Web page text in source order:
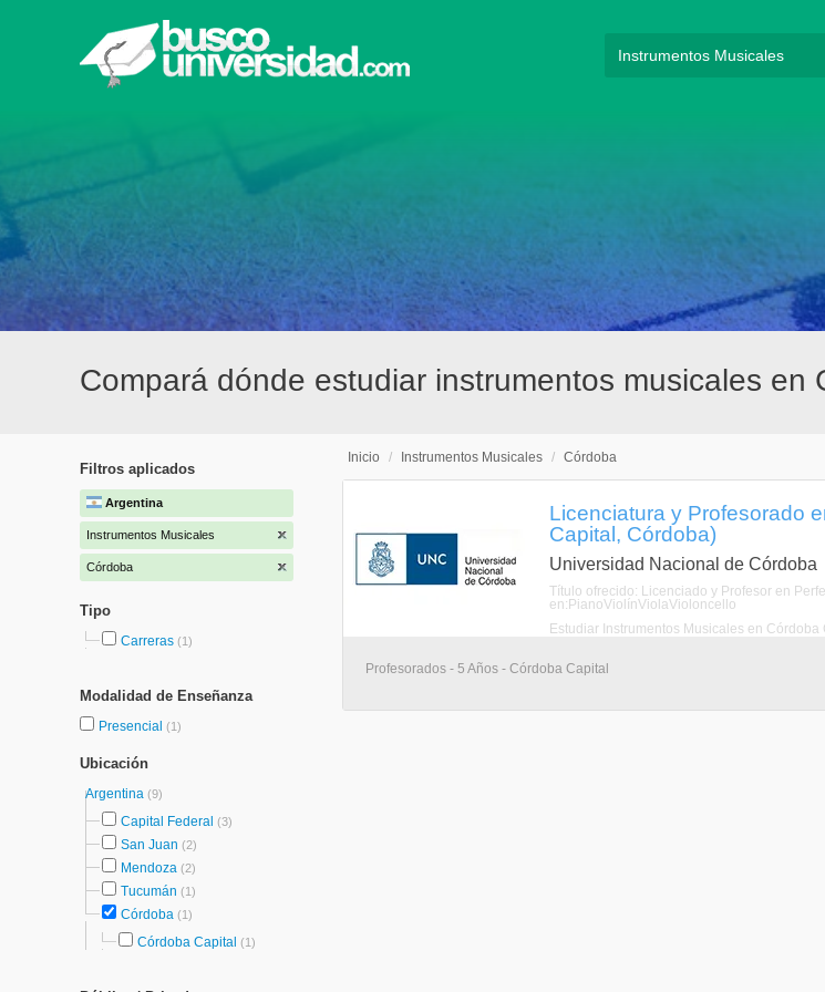
Compará dónde estudiar instrumentos musicales en
Filtros aplicados
Argentina
Instrumentos Musicales
Córdoba
Tipo
Carreras (1)
Modalidad de Enseñanza
Presencial (1)
Ubicación
Argentina (9)
Capital Federal (3)
San Juan (2)
Mendoza (2)
Tucumán (1)
Córdoba (1)
Córdoba Capital (1)
Inicio / Instrumentos Musicales / Córdoba
Licenciatura y Profesorado
Capital, Córdoba)
Universidad Nacional de Córdoba
Título ofrecido: Licenciado y Profesor en
en:PianoViolínViolaVioloncello
Estudiar Instrumentos Musicales en Córdoba
Profesorados - 5 Años - Córdoba Capital